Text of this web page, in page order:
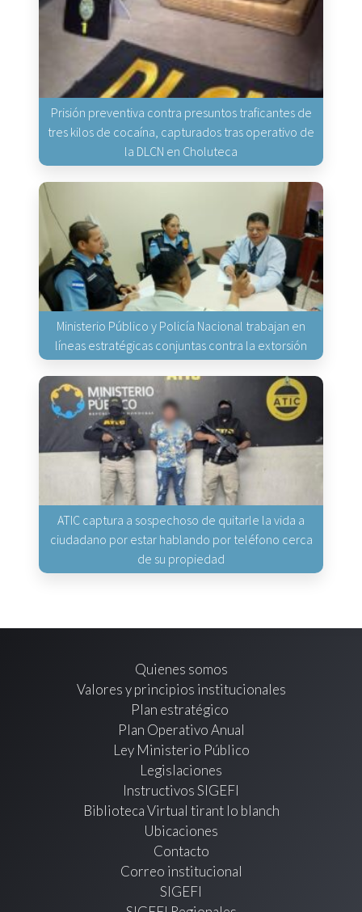
Prisión preventiva contra presuntos traficantes de
tres kilos de cocaína, capturados tras operativo de
la DLCN en Choluteca
Ministerio Público y Policía Nacional trabajan en
líneas estratégicas conjuntas contra la extorsión
ATIC captura a sospechoso de quitarle la vida a
ciudadano por estar hablando por teléfono cerca
de su propiedad
Quienes somos
Valores y principios institucionales
Plan estratégico
Plan Operativo Anual
Ley Ministerio Público
Legislaciones
Instructivos SIGEFI
Biblioteca Virtual tirant lo blanch
Ubicaciones
Contacto
Correo institucional
SIGEFI